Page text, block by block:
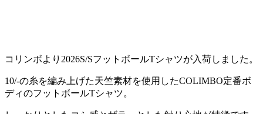
コリンボより2026S/SフットボールTシャツが入荷しました。
10/-の糸を編み上げた天竺素材を使用したCOLIMBO定番ボ
ディのフットボールTシャツ。